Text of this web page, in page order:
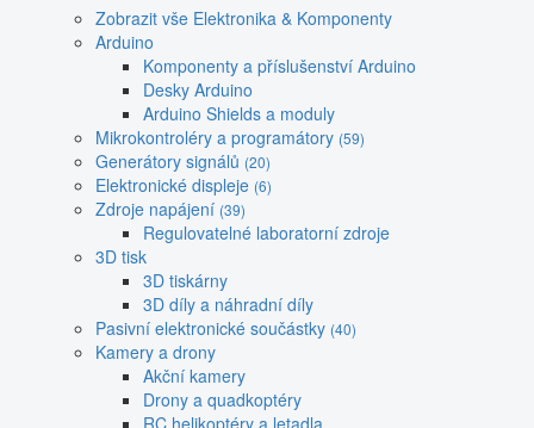
Zobrazit vše Elektronika & Komponenty
Arduino
Komponenty a příslušenství Arduino
Desky Arduino
Arduino Shields a moduly
Mikrokontroléry a programátory (59)
Generátory signálů (20)
Elektronické displeje (6)
Zdroje napájení (39)
Regulovatelné laboratorní zdroje
3D tisk
3D tiskárny
3D díly a náhradní díly
Pasivní elektronické součástky (40)
Kamery a drony
Akční kamery
Drony a quadkoptéry